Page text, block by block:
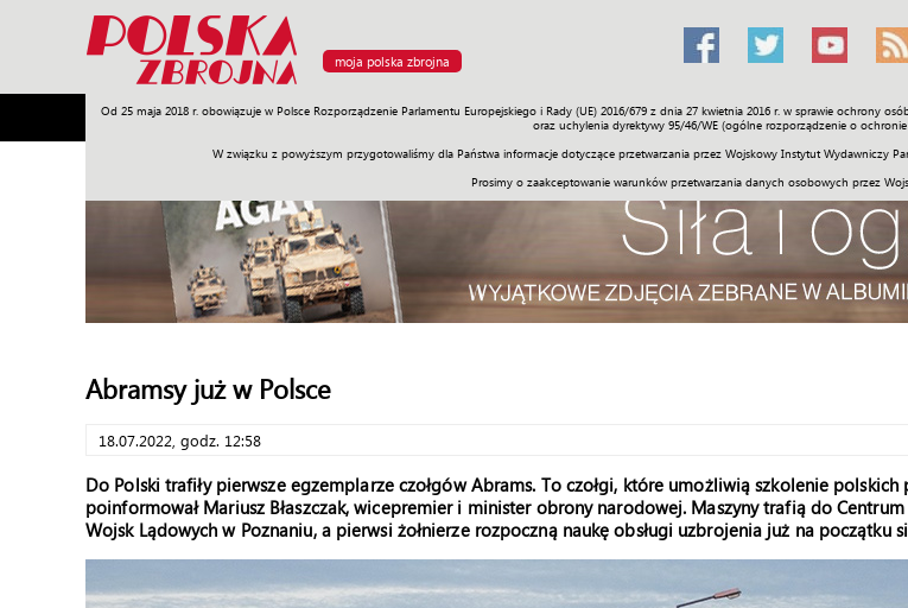
moja polska zbrojna
Od 25 maja 2018 r. obowiązuje w Polsce Rozporządzenie Parlamentu Europejskiego i Rady (UE) 2016/679 z dnia 27 kwietnia 2016 r. w sprawie ochrony
oraz uchylenia dyrektywy 95/46/WE (ogólne rozporządzenie o
W związku z powyższym przygotowaliśmy dla Państwa informacje dotyczące przetwarzania przez Wojskowy Instytut Wydawniczy
Prosimy o zaakceptowanie warunków przetwarzania danych osobowych przez
Armia Poligon Sprzęt Misje Polityka Prawo Świat Społeczność Sport Historia
Abramsy już w Polsce
18.07.2022, godz. 12:58
Do Polski trafiły pierwsze egzemplarze czołgów Abrams. To czołgi, które umożliwią szkolenie polskich
poinformował Mariusz Błaszczak, wicepremier i minister obrony narodowej. Maszyny trafią do
Wojsk Lądowych w Poznaniu, a pierwsi żołnierze rozpoczną naukę obsługi uzbrojenia już na początku